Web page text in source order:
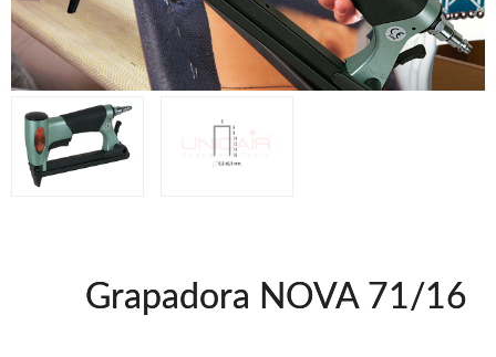
Accesorios
UNICAIR
Compresores Tornillo
Secadores
Clavadoras
WOODMANGrapadora NOVA 71/16